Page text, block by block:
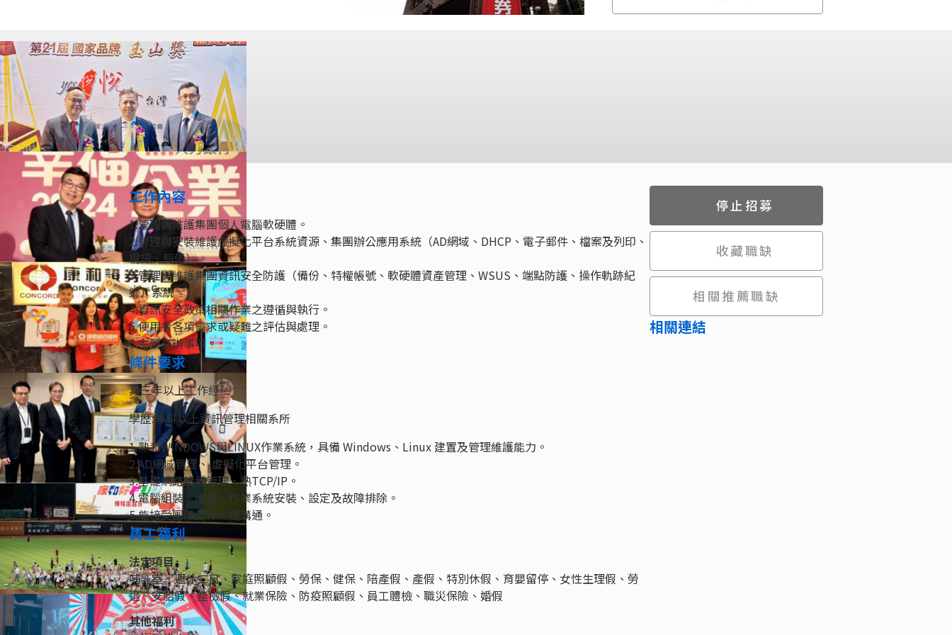
工作內容
1.管理與維護集團個人電腦軟硬體。
2.管理與安裝維護虛擬化平台系統資源、集團辦公應用系統（AD網域、DHCP、電子郵件、檔案及列印、
視訊、報價）。
3.管理與維護集團資訊安全防護（備份、特權帳號、軟硬體資產管理、WSUS、端點防護、操作軌跡紀
錄）系統。
4.資訊安全政策相關作業之遵循與執行。
5.使用者各項需求或疑難之評估與處理。
6.主管交辦事項。
條件要求
具三年以上工作經驗
學歷:專科以上資訊管理相關系所
1.熟悉WINDOWS與LINUX作業系統，具備 Windows、Linux 建置及管理維護能力。
2.AD網域管理、 虛擬化平台管理。
3.基礎網路設備管理，熟TCP/IP。
4.電腦組裝、維修，作業系統安裝、設定及故障排除。
5.能接受團隊工作、擅溝通。
員工福利
法定項目
哺乳室、週休二日、家庭照顧假、勞保、健保、陪產假、產假、特別休假、育嬰留停、女性生理假、勞
退、安胎假、產檢假、就業保險、防疫照顧假、員工體檢、職災保險、婚假
其他福利
停止招募
收藏職缺
相關推薦職缺
相關連結